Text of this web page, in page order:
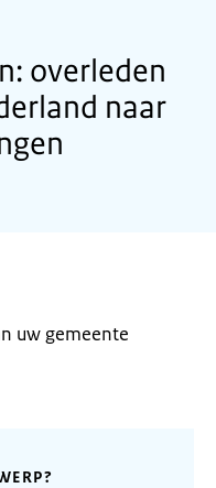
overleden
naar
uw gemeente